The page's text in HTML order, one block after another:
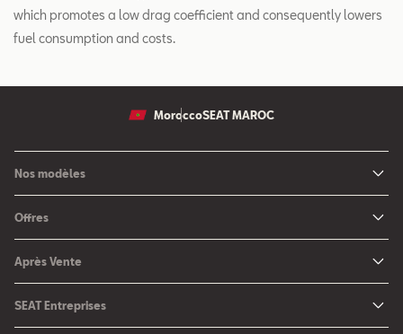
which promotes a low drag coefficient and consequently lowers
fuel consumption and costs.
MoroccoSEAT MAROC
Nos modèles
Nouveau SEAT Ateca
Nouvelle SEAT Ibiza
Nouvelle SEAT Arona
Offres
Après Vente
SEAT Pièces de rechange
SEAT Entreprises